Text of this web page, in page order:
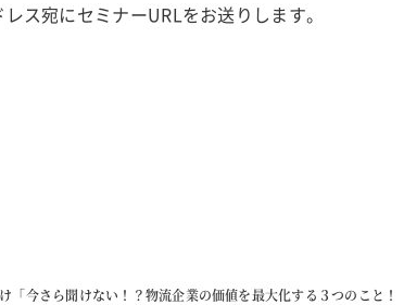
ス宛にセミナーURLをお送りします。
今さら聞けない！？物流企業の価値を最大化する３つのこと